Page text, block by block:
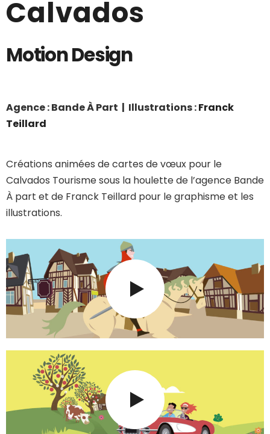
Calvados
Motion Design
Agence : Bande À Part | Illustrations :Franck
Teillard
Créations animées de cartes de vœux pour le
Calvados Tourisme sous la houlette de l’agence Bande
À part et de Franck Teillard pour le graphisme et les
illustrations.